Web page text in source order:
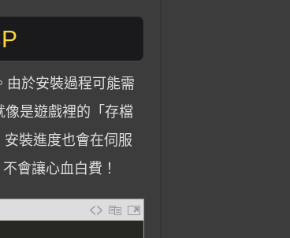
由於安裝過程可能需
像是遊戲裡的「存檔
裝進度也會在伺服
會讓心血白費！